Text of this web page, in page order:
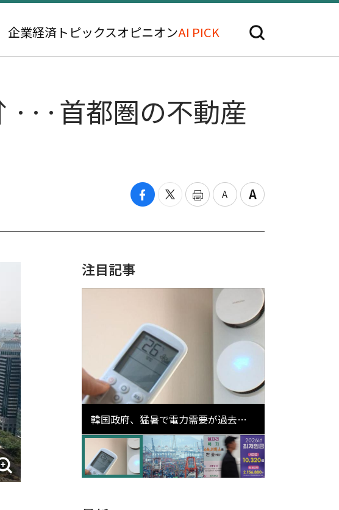
企業経済 トピックスオピニオンAI PICK
首都圏の不動産
注目記事
韓国政府、猛暑で電力需要が過去最
高更新の可能性に需給対応体制を点
検